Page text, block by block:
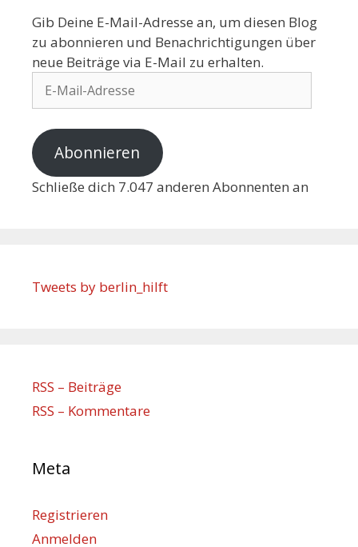
Gib Deine E-Mail-Adresse an, um diesen Blog
zu abonnieren und Benachrichtigungen über
neue Beiträge via E-Mail zu erhalten.
Abonnieren
Schließe dich 7.047 anderen Abonnenten an
Tweets by berlin_hilft
RSS – Beiträge
RSS – Kommentare
Meta
Registrieren
Anmelden